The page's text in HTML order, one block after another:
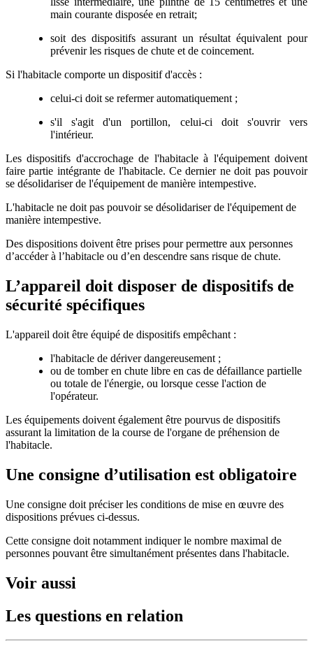
main courante disposée en retrait;
soit des dispositifs assurant un résultat équivalent pour
prévenir les risques de chute et de coincement.
Si l'habitacle comporte un dispositif d'accès :
celui-ci doit se refermer automatiquement ;
s'il s'agit d'un portillon, celui-ci doit s'ouvrir vers
l'intérieur.
Les dispositifs d'accrochage de l'habitacle à l'équipement doivent
faire partie intégrante de l'habitacle. Ce dernier ne doit pas pouvoir
se désolidariser de l'équipement de manière intempestive.
L'habitacle ne doit pas pouvoir se désolidariser de l'équipement de
manière intempestive.
Des dispositions doivent être prises pour permettre aux personnes
d’accéder à l’habitacle ou d’en descendre sans risque de chute.
L’appareil doit disposer de dispositifs de
sécurité spécifiques
L'appareil doit être équipé de dispositifs empêchant :
l'habitacle de dériver dangereusement ;
ou de tomber en chute libre en cas de défaillance partielle
ou totale de l'énergie, ou lorsque cesse l'action de
l'opérateur.
Les équipements doivent également être pourvus de dispositifs
assurant la limitation de la course de l'organe de préhension de
l'habitacle.
Une consigne d’utilisation est obligatoire
Une consigne doit préciser les conditions de mise en œuvre des
dispositions prévues ci-dessus.
Cette consigne doit notamment indiquer le nombre maximal de
personnes pouvant être simultanément présentes dans l'habitacle.
Voir aussi
Les questions en relation